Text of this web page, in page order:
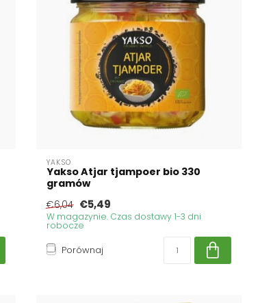
YAKSO
Yakso Atjar tjampoer bio 330
gramów
€6,04 €5,49
W magazynie. Czas dostawy 1-3 dni
robocze
Porównaj